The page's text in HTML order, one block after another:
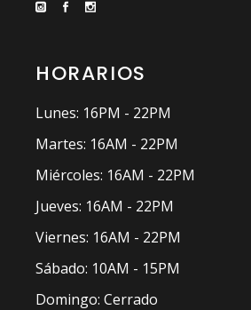
HORARIOS
Lunes: 16PM - 22PM
Martes: 16AM - 22PM
Miércoles: 16AM - 22PM
Jueves: 16AM - 22PM
Viernes: 16AM - 22PM
Sábado: 10AM - 15PM
Domingo: Cerrado